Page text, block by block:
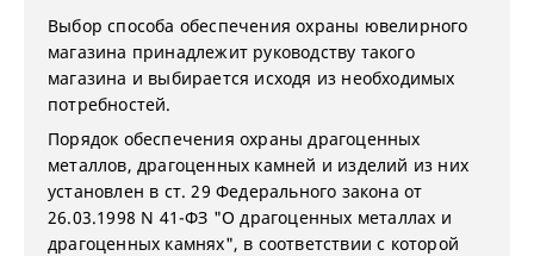
Выбор способа обеспечения охраны ювелирного
магазина принадлежит руководству такого
магазина и выбирается исходя из необходимых
потребностей.
Порядок обеспечения охраны драгоценных
металлов, драгоценных камней и изделий из них
установлен в ст. 29 Федерального закона от
26.03.1998 N 41-ФЗ "О драгоценных металлах и
драгоценных камнях", в соответствии с которой